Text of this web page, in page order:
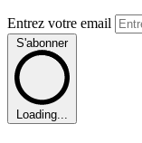
Entrez votre email
S'abonner
Loading...